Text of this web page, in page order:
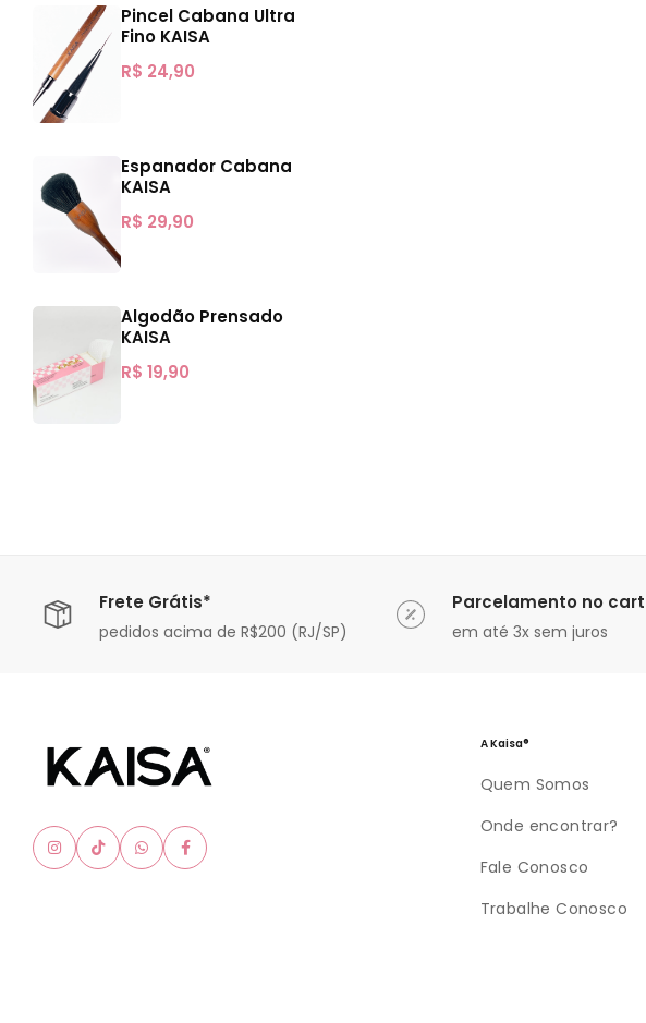
Pincel Cabana Ultra
Fino KAISA
R$ 24,90
Espanador Cabana
KAISA
R$ 29,90
Algodão Prensado
KAISA
R$ 19,90
Frete Grátis*
pedidos acima de R$200 (RJ/SP)
Parcelamento no
em até 3x sem juros
A Kaisa®
Quem Somos
Onde encontrar?
Fale Conosco
Trabalhe Conosco